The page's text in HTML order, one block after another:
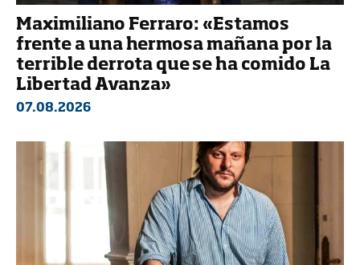
Maximiliano Ferraro: «Estamos
frente a una hermosa mañana por la
terrible derrota que se ha comido La
Libertad Avanza»
07.08.2026